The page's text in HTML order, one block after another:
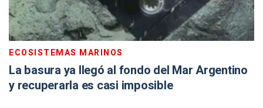
ECOSISTEMAS MARINOS
La basura ya llegó al fondo del Mar Argentino
y recuperarla es casi imposible